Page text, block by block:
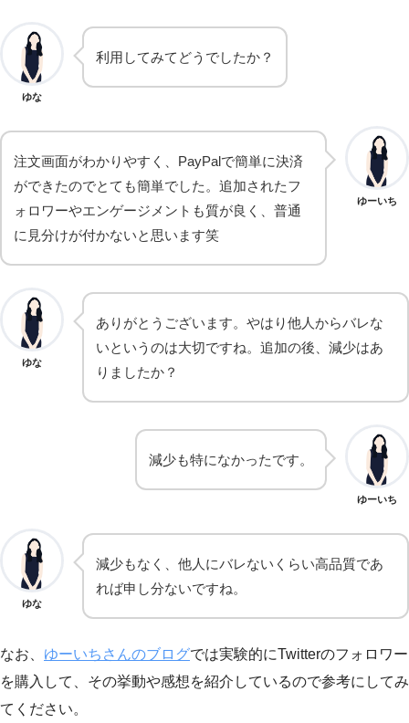
ゆな
利用してみてどうでしたか？
ゆーいち
注文画面がわかりやすく、PayPalで簡単に決済
ができたのでとても簡単でした。追加されたフ
ォロワーやエンゲージメントも質が良く、普通
に見分けが付かないと思います笑
ゆな
ありがとうございます。やはり他人からバレな
いというのは大切ですね。追加の後、減少はあ
りましたか？
ゆーいち
減少も特になかったです。
ゆな
減少もなく、他人にバレないくらい高品質であ
れば申し分ないですね。
なお、 ゆーいちさんのブログでは実験的にTwitterのフォロワー
を購入して、その挙動や感想を紹介しているので参考にしてみ
てください。